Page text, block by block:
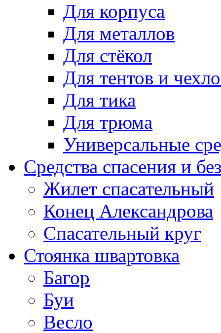
Для корпуса
Для металлов
Для стёкол
Для тентов и
Для тика
Для трюма
Универсальные
Средства спасения и
Жилет спасательный
Конец Александрова
Спасательный круг
Стоянка швартовка
Багор
Буи
Весло